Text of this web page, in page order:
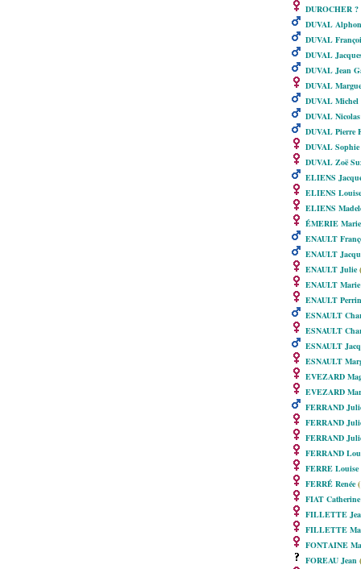
DUROCHER ?
DUVAL
DUVAL
DUVAL
DUVAL Jean
DUVAL
DUVAL Michel
DUVAL Nicolas
DUVAL Pierre
DUVAL Sophie
DUVAL Zoë
ELIENS
ELIENS Louise
ELIENS
ÉMERIE Marie
ENAULT
ENAULT
ENAULT Julie(
ENAULT Marie
ENAULT
ESNAULT
ESNAULT
ESNAULT
ESNAULT
EVEZARD
EVEZARD
FERRAND
FERRAND
FERRAND
FERRAND
FERRE Louise
FERRÉ Renée(
FIAT
FILLETTE
FILLETTE
FONTAINE
FOREAU Jean(